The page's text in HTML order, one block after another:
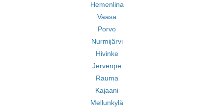
Hemenlina
Vaasa
Porvo
Nurmijärvi
Hivinke
Jervenpe
Rauma
Kajaani
Mellunkylä